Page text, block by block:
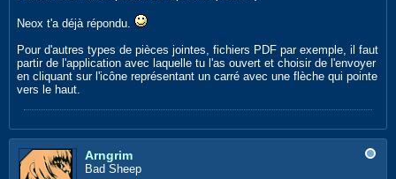
Neox t'a déjà répondu.
Pour d'autres types de pièces jointes, fichiers PDF par exemple, il faut
partir de l'application avec laquelle tu l'as ouvert et choisir de l'envoyer
en cliquant sur l'icône représentant un carré avec une flèche qui pointe
vers le haut.
Arngrim
Bad Sheep